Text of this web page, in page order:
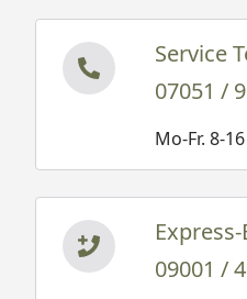
Service
07051 /
Mo-Fr. 8-
09001 /